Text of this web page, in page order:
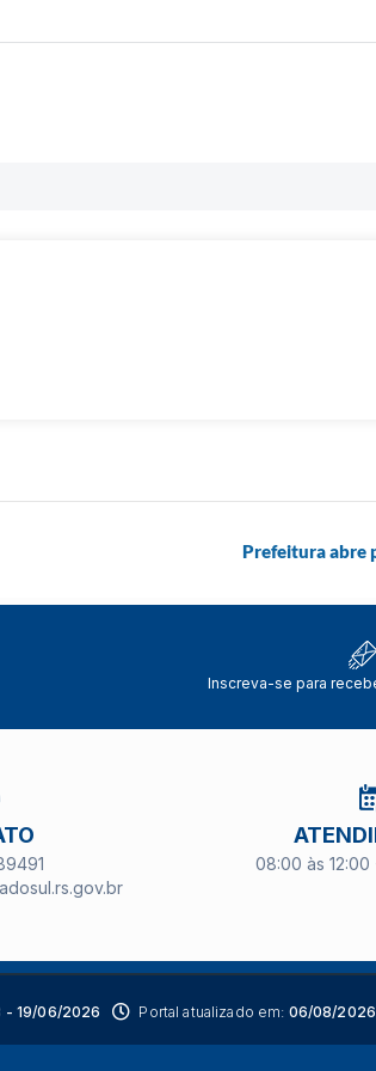
Prefeitura abre
Inscreva-se para
08:00 às 12:00
- 19/06/2026 Portal atualizado em: 06/08/2026